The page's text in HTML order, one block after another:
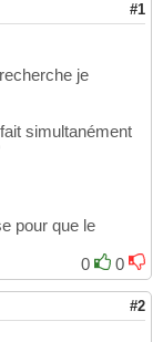
#1
je
simultanément
pour que le
0
0
#2